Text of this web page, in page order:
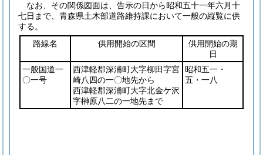
なお、その関係図面は、告示の日から昭和五十一年六月十
七日まで、青森県土木部道路維持課において一般の縦覧に供
する。
路線名
供用開始の区間
供用開始の期
日
一般国道一
〇一号
西津軽郡深浦町大字柳田字宮
崎八四の一〇地先から
西津軽郡深浦町大字北金ケ沢
字榊原八二の一地先まで
昭和五一・
五・一八